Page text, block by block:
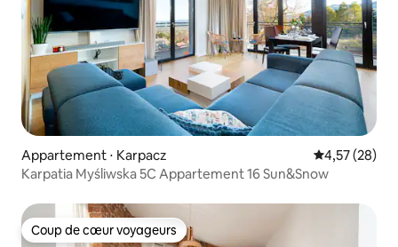
Appartement ⋅ Karpacz Évaluation
4,57 (28)
Karpatia Myśliwska 5C Appartement 16 Sun&Snow
Coup de cœur voyageurs
Coup de cœur voyageurs